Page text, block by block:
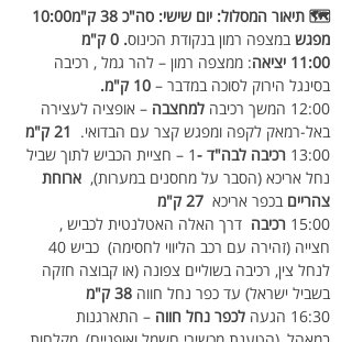
מפגש במצפה רמון בנקודת הכינוס. 0 ק"מ
11:00 יציאה
: ממצפה רמון – להר גמל , רכיבה
בסינגל הירוק לסוכה במדבר – 10 ק"מ.
12:00 המשך רכיבה
למחצבה – אופציה לעצירה
באל-רמאק לקפה ומפגש קצר עם הבדואי. 21 ק"מ
13:00 רכיבה לבה"ד -
1 – חציית הכביש לתוך שביל
נחל אריכא (הסבר על מחסנים במערות), ארוחת
צהריים בכפר אריכא 27 ק"מ
15:00 רכיבה דרך האלה האטלנטית לכביש ,
לנחל צין, רכיבה בשוליים צפונה (או קבוצה חזקה
בשביל ישראל) עד כפר נחל חווה 38 ק"מ
16:30 הגעה
לכפר נחל חווה – התארגנות